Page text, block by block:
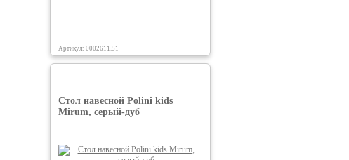
Артикул: 0002611.51
Стол навесной Polini kids
Mirum, серый-дуб